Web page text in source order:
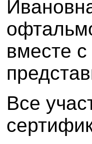
вместе
Все